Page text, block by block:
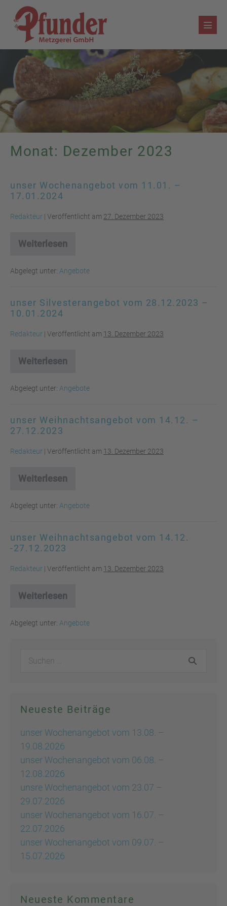
Inhalt
springen
Monat: Dezember 2023
unser Wochenangebot vom 11.01. –
17.01.2024
Redakteur | Veröffentlicht am 27. Dezember 2023
Weiterlesen
unser
vom
11.01.
Abgelegt unter: Angebote
unser Silvesterangebot vom 28.12.2023 –
10.01.2024
Redakteur | Veröffentlicht am 13. Dezember 2023
Weiterlesen
unser
vom
28.12.2023
Abgelegt unter: Angebote
unser Weihnachtsangebot vom 14.12. –
27.12.2023
Redakteur | Veröffentlicht am 13. Dezember 2023
Weiterlesen
unser
vom
14.12.
Abgelegt unter: Angebote
unser Weihnachtsangebot vom 14.12.
-27.12.2023
Redakteur | Veröffentlicht am 13. Dezember 2023
Weiterlesen
unser
vom
14.12.
Abgelegt unter: Angebote
Suchen
Neueste Beiträge
unser Wochenangebot vom 13.08. –
19.08.2026
unser Wochenangebot vom 06.08. –
12.08.2026
unsre Wochenangebot vom 23.07 –
29.07.2026
unser Wochenangebot vom 16.07. –
22.07.2026
unser Wochenangebot vom 09.07. –
15.07.2026
Neueste Kommentare